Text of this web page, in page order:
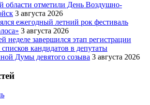
области отметили День Воздушно-
3 августа 2026
ежегодный летний рок фестиваль
3 августа 2026
неделе завершился этап регистрации
кандидатов в депутаты
Думы девятого созыва 3 августа 2026